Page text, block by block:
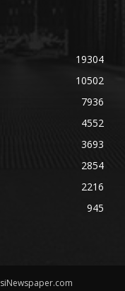
19304
10502
7936
4552
3693
2854
2216
945